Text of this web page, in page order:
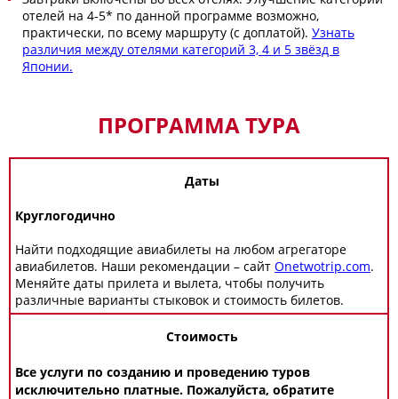
отелей на 4-5* по данной программе возможно,
практически, по всему маршруту (с доплатой). Узнать
различия между отелями категорий 3, 4 и 5 звёзд в
Японии.
ПРОГРАММА ТУРА
Даты
Круглогодично
Найти подходящие авиабилеты на любом агрегаторе
авиабилетов. Наши рекомендации – сайт Onetwotrip.com.
Меняйте даты прилета и вылета, чтобы получить
различные варианты стыковок и стоимость билетов.
Стоимость
Все услуги по созданию и проведению туров
исключительно платные. Пожалуйста, обратите